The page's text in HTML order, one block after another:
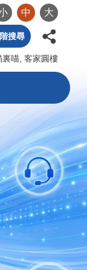
中 大
搜尋
裏喵 客家圓樓